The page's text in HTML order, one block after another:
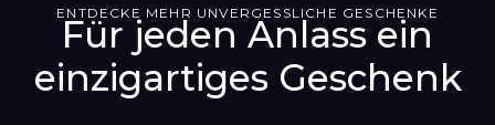
ENTDECKE MEHR UNVERGESSLICHE GESCHENKE
Für jeden Anlass ein
einzigartiges Geschenk